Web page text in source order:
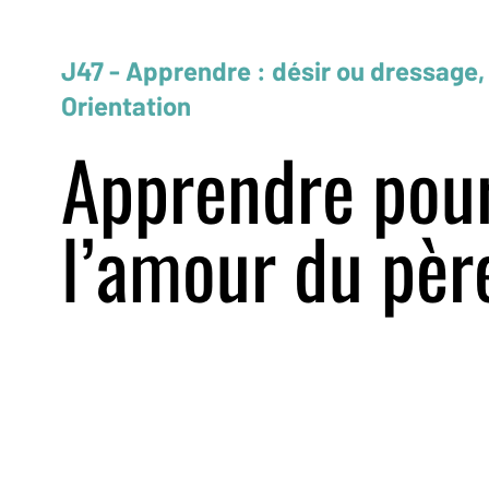
J47 - Apprendre : désir ou dressage,
Orientation
Apprendre
l’amour du